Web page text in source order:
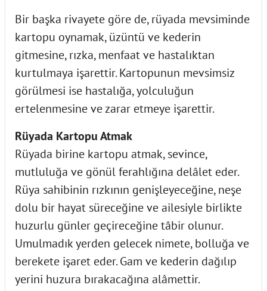
Bir başka rivayete göre de, rüyada mevsiminde
kartopu oynamak, üzüntü ve kederin
gitmesine, rızka, menfaat ve hastalıktan
kurtulmaya işarettir. Kartopunun mevsimsiz
görülmesi ise hastalığa, yolculuğun
ertelenmesine ve zarar etmeye işarettir.
Rüyada Kartopu Atmak
Rüyada birine kartopu atmak, sevince,
mutluluğa ve gönül ferahlığına delâlet eder.
Rüya sahibinin rızkının genişleyeceğine, neşe
dolu bir hayat süreceğine ve ailesiyle birlikte
huzurlu günler geçireceğine tâbir olunur.
Umulmadık yerden gelecek nimete, bolluğa ve
berekete işaret eder. Gam ve kederin dağılıp
yerini huzura bırakacağına alâmettir.